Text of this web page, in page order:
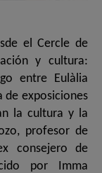
el Cercle de
y cultura:
entre Eulàlia
de exposiciones
la cultura y la
profesor de
consejero de
por Imma